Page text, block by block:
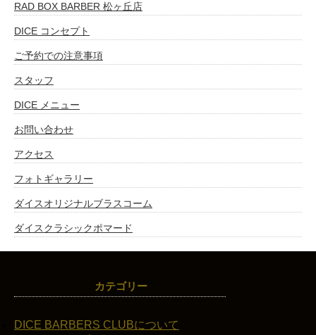
RAD BOX BARBER 松ヶ丘店
DICE コンセプト
ご予約での注意事項
スタッフ
DICE メニュー
お問い合わせ
アクセス
フォトギャラリー
ダイスオリジナルブラスコーム
ダイスクラシックポマード
カテゴリー
DICE BARBERS CLUBについて